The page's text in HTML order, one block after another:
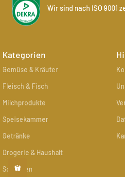
Wir sind nach ISO 9001
Kategorien
Gemüse & Kräuter
Fleisch & Fisch
Milchprodukte
Speisekammer
Getränke
Drogerie & Haushalt
Schenken